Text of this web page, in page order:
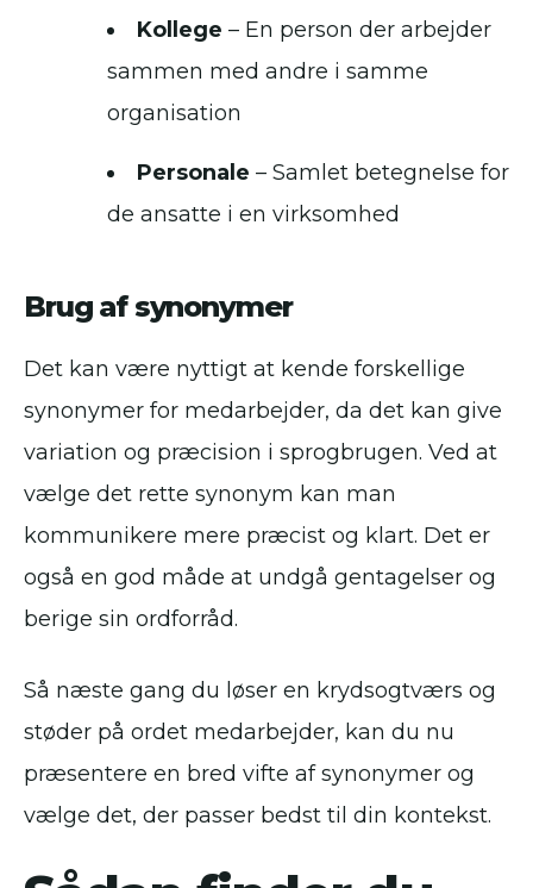
Kollege – En person der arbejder
sammen med andre i samme
organisation
Personale – Samlet betegnelse for
de ansatte i en virksomhed
Brug af synonymer
Det kan være nyttigt at kende forskellige
synonymer for medarbejder, da det kan give
variation og præcision i sprogbrugen. Ved at
vælge det rette synonym kan man
kommunikere mere præcist og klart. Det er
også en god måde at undgå gentagelser og
berige sin ordforråd.
Så næste gang du løser en krydsogtværs og
støder på ordet medarbejder, kan du nu
præsentere en bred vifte af synonymer og
vælge det, der passer bedst til din kontekst.